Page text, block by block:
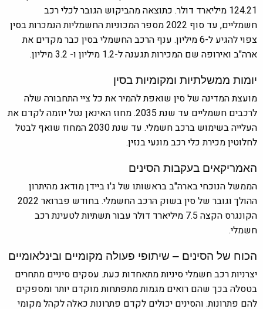
124.21 מיליארד דולר. כתוצאה מהביקוש הגובר לכלי רכב
חשמליים, עד סוף 2022 מספר המכוניות החשמליות הנמכרות בסין
צפוי להגיע ל-6 מיליון. ענף הרכב החשמלי בסין כבר מקדים את
ארה"ב ואירופה שם המכירות תגענה ל-1.2 מיליון ו- 3.2 מיליון.
יומות ממשלתיות ומקומיות בסין
מועצת המדינה של סין שואפת להמיר את כל ציי התחבורה שלה
לרכבים חשמליים עד שנת 2035. מחוז האינאן נטל יוזמה לקדם את
העלייה בשימוש ברכב חשמלי. עד שנת 2030 המחוז שואף לבטל
לחלוטין מכירת כלי רכב מונעי בנזין.
האמריקאים בעקבות הסינים
הממשל הנוכחי בארה"ב בראשותו של ג'ו ביידן מודאג מהיתרון
ההולך וגובר של סין בשוק הרכב החשמלי. בחודש פברואר 2022
הקונגרס הקצה 7.5 מיליארד דולר עבור תשתיות לטעינת רכב
חשמלי.
הכוח של הסינים – שיתופי פעולה מקומיים ובינלאומיים
יצרניות רכב חשמלי סיניות מתאחדות כעת. עסקים סיניים מתחרים
בטסלה בכך שהם רואים מגמות מתפתחות מוקדם יותר ומספקים
להם פתרונות. והסינים יכולים לקדם פתרונות כאלה לקהל מקומי